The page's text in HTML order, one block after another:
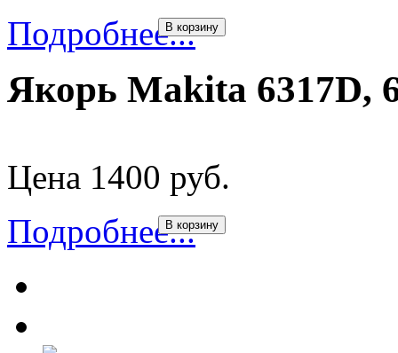
Подробнее...
В корзину
Якорь Makita 6317D,
Цена 1400 руб.
Подробнее...
В корзину